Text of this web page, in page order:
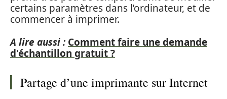
certains paramètres dans l’ordinateur, et de
commencer à imprimer.
A lire aussi : Comment faire une demande
d'échantillon gratuit ?
Partage d’une imprimante sur Internet